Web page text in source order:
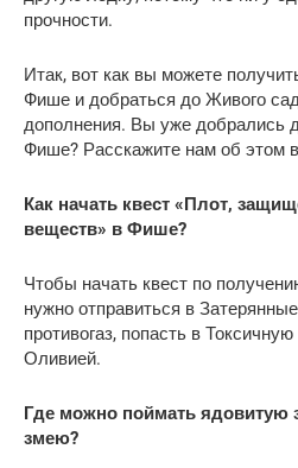
прочности.
Итак, вот как вы можете
Фише и добраться до Живого
дополнения. Вы уже добрались
Фише? Расскажите нам об этом
Как начать квест «Плот,
веществ» в Фише?
Чтобы начать квест по
нужно отправиться в
противогаз, попасть в
Оливией.
Где можно поймать
змею?